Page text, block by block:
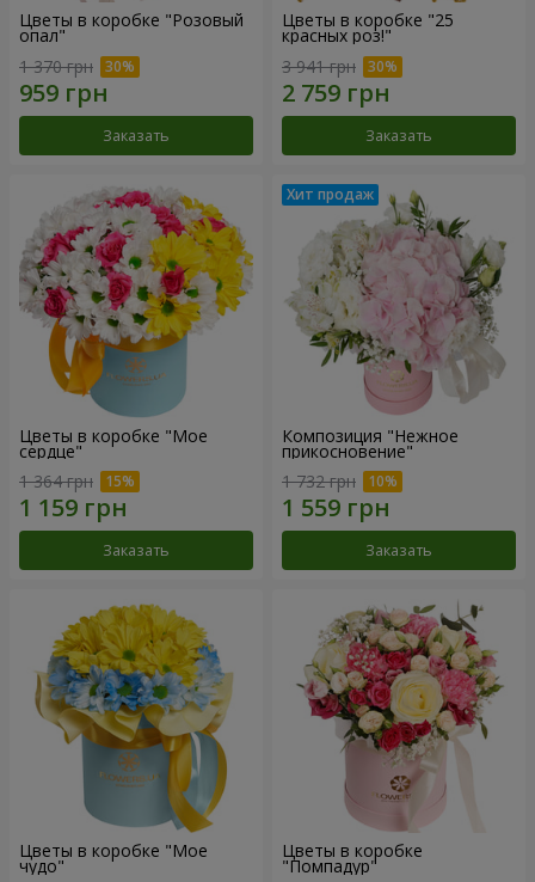
Цветы в коробке "Розовый
опал"
1 370 грн
Заказать
Цветы в коробке "25
красных роз!"
3 941 грн
Заказать
Цветы в коробке "Мое
сердце"
1 364 грн
Заказать
Композиция "Нежное
прикосновение"
1 732 грн
Заказать
Цветы в коробке "Мое
чудо"
Цветы в коробке
"Помпадур"